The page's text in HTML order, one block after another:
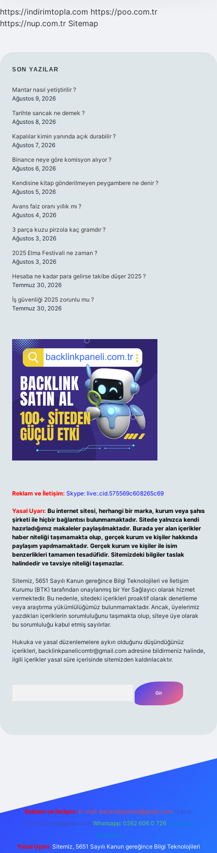
https://indirimtopla.com https://poo.com.tr
https://nup.com.tr Sitemap
SIDEBAR
SON YAZILAR
Mantar nasıl yetiştirilir ?
Ağustos 9, 2026
Tarihte sancak ne demek ?
Ağustos 8, 2026
Kapalılar kimin yanında açık durabilir ?
Ağustos 7, 2026
Binance neye göre komisyon alıyor ?
Ağustos 6, 2026
Kendisine kitap gönderilmeyen peygambere ne denir ?
Ağustos 5, 2026
Avans faiz oranı yıllık mı ?
Ağustos 4, 2026
3 parça kuzu pirzola kaç gramdır ?
Ağustos 3, 2026
2025 Elma Festivali ne zaman ?
Ağustos 3, 2026
Hesaba ne kadar para gelirse takibe düşer 2025 ?
Temmuz 30, 2026
İş güvenliği 2025 zorunlu mu ?
Temmuz 30, 2026
Reklam ve İletişim: Skype: live:.cid.575569c608265c69
Yasal Uyarı: Bu internet sitesi, herhangi bir marka, kurum veya şahıs
şirketi ile hiçbir bağlantısı bulunmamaktadır. Sitede yalnızca kendi
hazırladığımız makaleler paylaşılmaktadır. Burada yer alan içerikler
haber niteliği taşımamakta olup, gerçek kurum ve kişiler hakkında
paylaşım yapılmamaktadır. Gerçek kurum ve kişiler ile isim
benzerlikleri tamamen tesadüfidir. Sitemizdeki bilgiler taslak
halindedir ve tavsiye niteliği taşımazlar.
Sitemiz, 5651 Sayılı Kanun gereğince Bilgi Teknolojileri ve İletişim
Kurumu (BTK) tarafından onaylanmış bir Yer Sağlayıcı olarak hizmet
vermektedir. Bu nedenle, sitedeki içerikleri proaktif olarak denetleme
veya araştırma yükümlülüğümüz bulunmamaktadır. Ancak, üyelerimiz
yazdıkları içeriklerin sorumluluğunu taşımakta olup, siteye üye olarak
bu sorumluluğu kabul etmiş sayılırlar.
Hukuka ve yasal düzenlemelere aykırı olduğunu düşündüğünüz
içerikleri, backlinkpanelicomtr@gmail.com adresine bildirmeniz halinde,
ilgili içerikler yasal süre içerisinde sitemizden kaldırılacaktır.
Reklam ve İletişim: E-mail: backlinkpaneli@gmail.com Teams:
forumhizmeti@gmail.com Whatsapp: 0262 606 0 726 Telegram:
@karabul
Yasal Uyarı: Sitemiz, 5651 Sayılı Kanun gereğince Bilgi Teknolojileri